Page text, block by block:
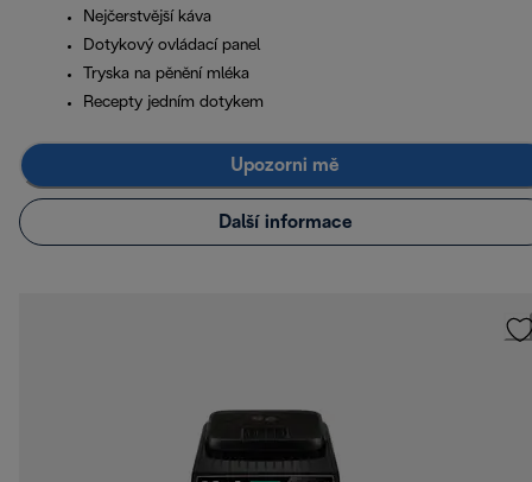
Nejčerstvější káva
Dotykový ovládací panel
Tryska na pěnění mléka
Recepty jedním dotykem
Upozorni mě
Další informace